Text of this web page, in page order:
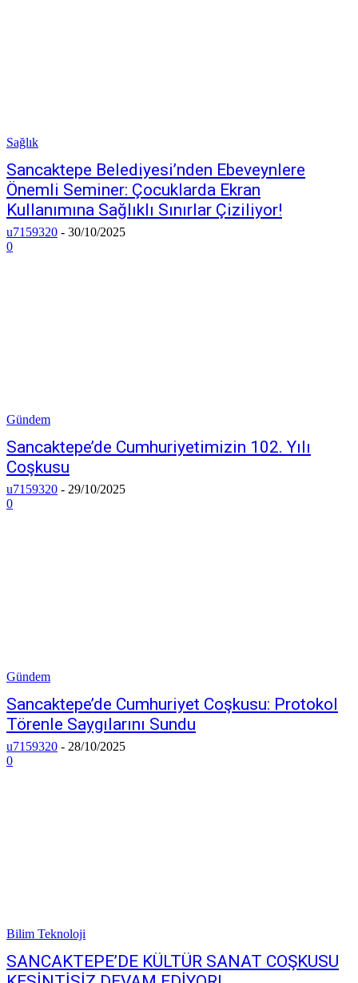
Sağlık
Sancaktepe Belediyesi’nden Ebeveynlere
Önemli Seminer: Çocuklarda Ekran
Kullanımına Sağlıklı Sınırlar Çiziliyor!
u7159320 - 30/10/2025
0
Gündem
Sancaktepe’de Cumhuriyetimizin 102. Yılı
Coşkusu
u7159320 - 29/10/2025
0
Gündem
Sancaktepe’de Cumhuriyet Coşkusu: Protokol
Törenle Saygılarını Sundu
u7159320 - 28/10/2025
0
Bilim Teknoloji
SANCAKTEPE’DE KÜLTÜR SANAT COŞKUSU